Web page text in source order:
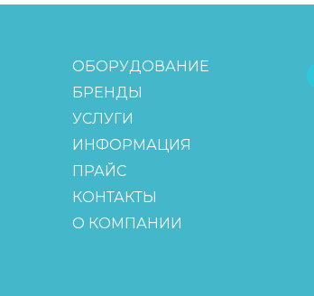
ОБОРУДОВАНИЕ
БРЕНДЫ
УСЛУГИ
ИНФОРМАЦИЯ
ПРАЙС
КОНТАКТЫ
О КОМПАНИИ